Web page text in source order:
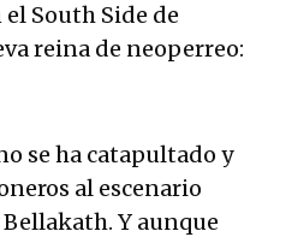
South Side de
reina de neoperreo:
se ha catapultado y
al escenario
Y aunque